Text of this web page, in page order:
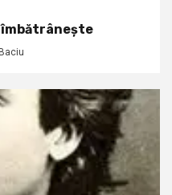
îmbătrânește